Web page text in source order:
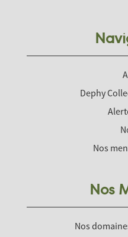
Dephy
Nos
Nos
Nos